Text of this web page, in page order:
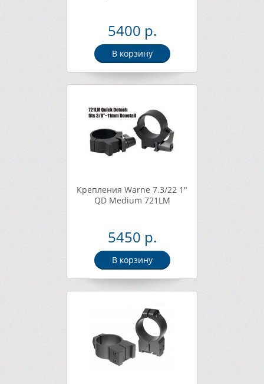
5400 р.
В корзину
Крепления Warne 7.3/22 1"
QD Medium 721LM
5450 р.
В корзину